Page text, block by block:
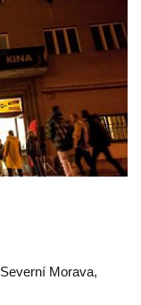
Severní Morava,